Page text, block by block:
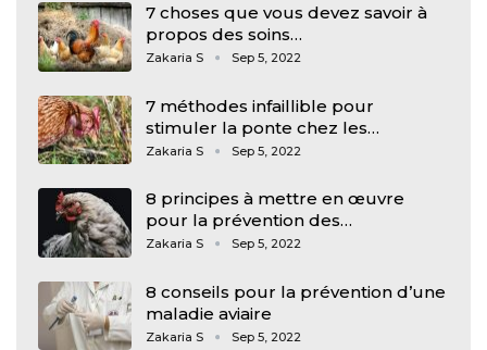
7 choses que vous devez savoir à
propos des soins…
Zakaria S Sep 5, 2022
7 méthodes infaillible pour
stimuler la ponte chez les…
Zakaria S Sep 5, 2022
8 principes à mettre en œuvre
pour la prévention des…
Zakaria S Sep 5, 2022
8 conseils pour la prévention d’une
maladie aviaire
Zakaria S Sep 5, 2022